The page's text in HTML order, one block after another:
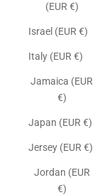
(EUR €)
Israel (EUR €)
Italy (EUR €)
Jamaica (EUR
€)
Japan (EUR €)
Jersey (EUR €)
Jordan (EUR
€)